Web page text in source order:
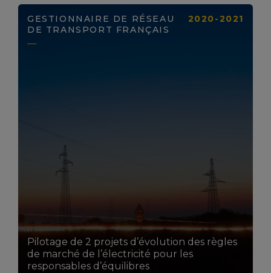
GESTIONNAIRE DE RÉSEAU
DE TRANSPORT FRANÇAIS
2020-2021
Pilotage de 2 projets d’évolution des règles
de marché de l’électricité pour les
responsables d’équilibres